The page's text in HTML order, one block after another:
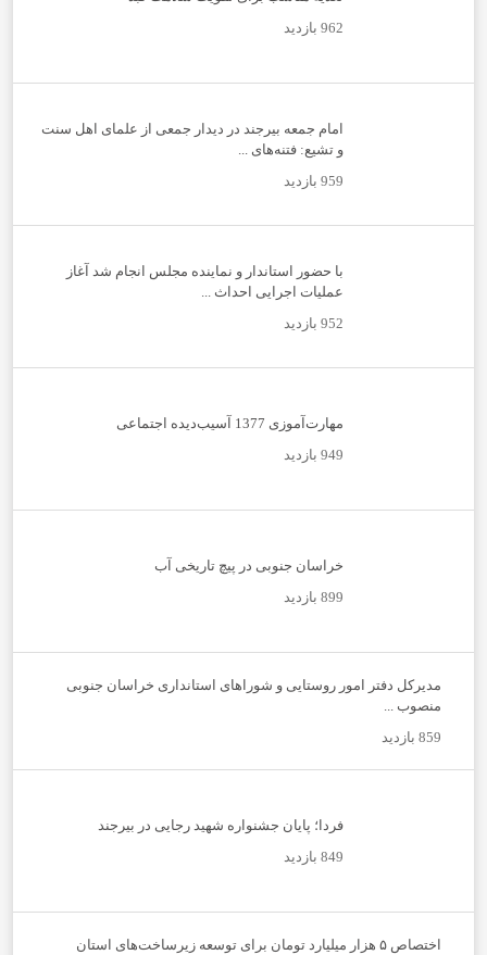
962 بازدید
امام جمعه بیرجند در دیدار جمعی از علمای اهل سنت
و تشیع: فتنه‌های ...
959 بازدید
با حضور استاندار و نماینده مجلس انجام شد آغاز
عملیات اجرایی احداث ...
952 بازدید
مهارت‌آموزی 1377 آسیب‌دیده اجتماعی
949 بازدید
خراسان جنوبی در پیچ تاریخی آب
899 بازدید
مدیرکل دفتر امور روستایی و شوراهای استانداری خراسان جنوبی
منصوب ...
859 بازدید
فردا؛ پایان جشنواره شهید رجایی در بیرجند
849 بازدید
اختصاص ۵ هزار میلیارد تومان برای توسعه زیرساخت‌های استان